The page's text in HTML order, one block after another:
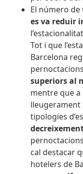
El número de
es va reduir
Tot i que
Barcelona
superiors al
mentre que a
lleugerament
tipologies
d
cal destacar
hotelers de